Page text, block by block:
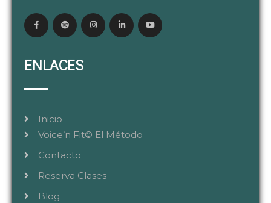
ENLACES
Inicio
Voice’n Fit© El Método
Contacto
Reserva Clases
Blog